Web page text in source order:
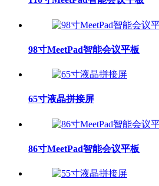
98寸MeetPad智能会议平板
65寸液晶拼接屏
86寸MeetPad智能会议平板